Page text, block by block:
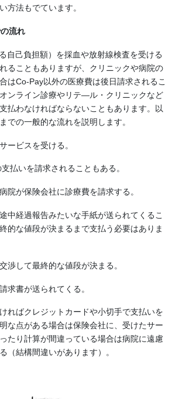
方法もでています。
の流れ
自己負担額）を採血や放射線検査を受ける
ることもありますが、クリニックや病院の
はCo-Pay以外の医療費は後日請求されるこ
ンライン診療やリテ―ル・クリニックなど
払わなければならないこともあります。以
での一般的な流れを説明します。
ービスを受ける。
払いを請求されることもある。
院が保険会社に診療費を請求する。
中経過報告みたいな手紙が送られてくるこ
的な値段が決まるまで支払う必要はありま
渉して最終的な値段が決まる。
求書が送られてくる。
ればクレジットカードや小切手で支払いを
な点がある場合は保険会社に、受けたサー
たり計算が間違っている場合は病院に遠慮
（結構間違いがあります）。